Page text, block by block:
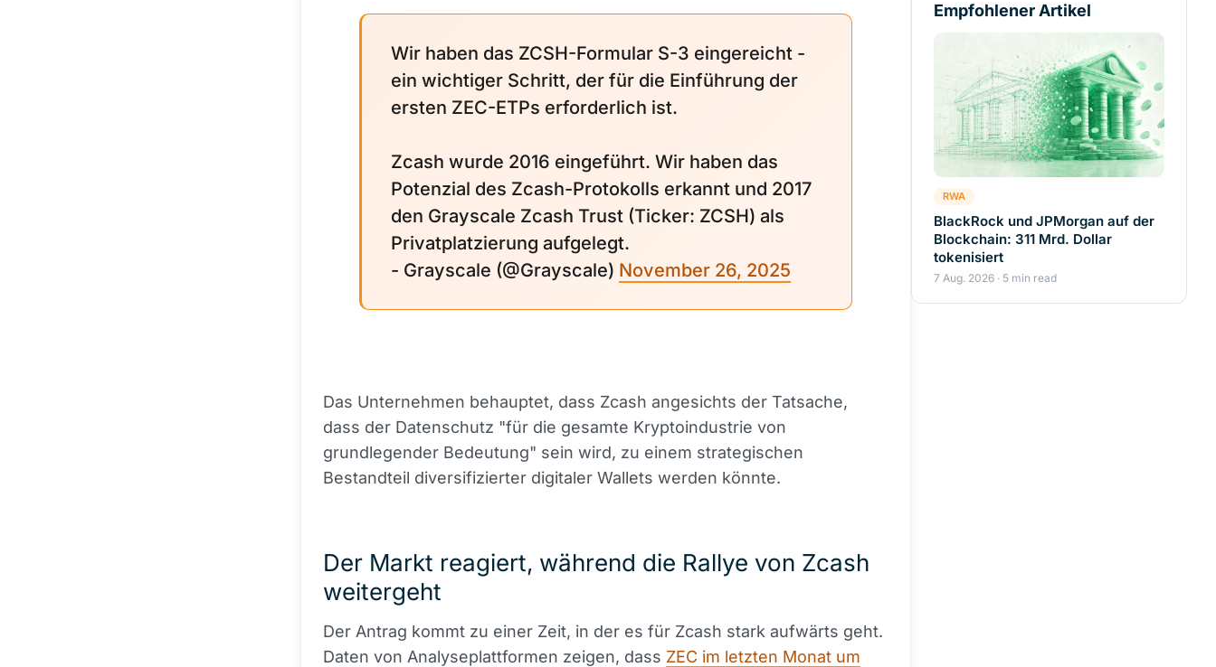
Wir haben das ZCSH-Formular S-3 eingereicht -
ein wichtiger Schritt, der für die Einführung der
ersten ZEC-ETPs erforderlich ist.
Zcash wurde 2016 eingeführt. Wir haben das
Potenzial des Zcash-Protokolls erkannt und 2017
den Grayscale Zcash Trust (Ticker: ZCSH) als
Privatplatzierung aufgelegt.
- Grayscale (@Grayscale) November 26, 2025
Das Unternehmen behauptet, dass Zcash angesichts der Tatsache,
dass der Datenschutz "für die gesamte Kryptoindustrie von
grundlegender Bedeutung" sein wird, zu einem strategischen
Bestandteil diversifizierter digitaler Wallets werden könnte.
Der Markt reagiert, während die Rallye von Zcash
weitergeht
Der Antrag kommt zu einer Zeit, in der es für Zcash stark aufwärts geht.
Daten von Analyseplattformen zeigen, dass ZEC im letzten Monat um
Empfohlener Artikel
RWA
BlackRock und JPMorgan auf der
Blockchain: 311 Mrd. Dollar
tokenisiert
7 Aug. 2026 · 5 min read